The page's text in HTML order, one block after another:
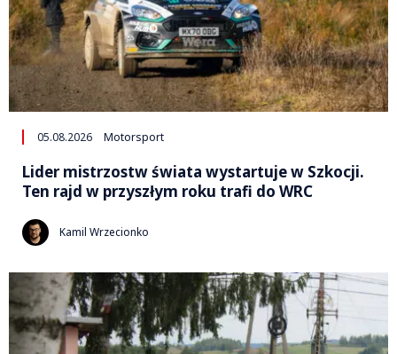
05.08.2026 Motorsport
Lider mistrzostw świata wystartuje w Szkocji.
Ten rajd w przyszłym roku trafi do WRC
Kamil Wrzecionko